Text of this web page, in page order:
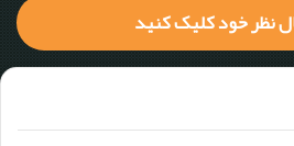
نظر خود کلیک کنید